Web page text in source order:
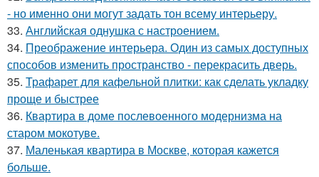
- но именно они могут задать тон всему интерьеру.
33. Английская однушка с настроением.
34. Преображение интерьера. Один из самых доступных
способов изменить пространство - перекрасить дверь.
35. Трафарет для кафельной плитки: как сделать укладку
проще и быстрее
36. Квартира в доме послевоенного модернизма на
старом мокотуве.
37. Маленькая квартира в Москве, которая кажется
больше.